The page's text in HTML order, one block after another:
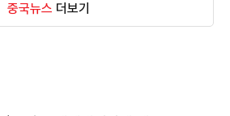
중국뉴스 더보기